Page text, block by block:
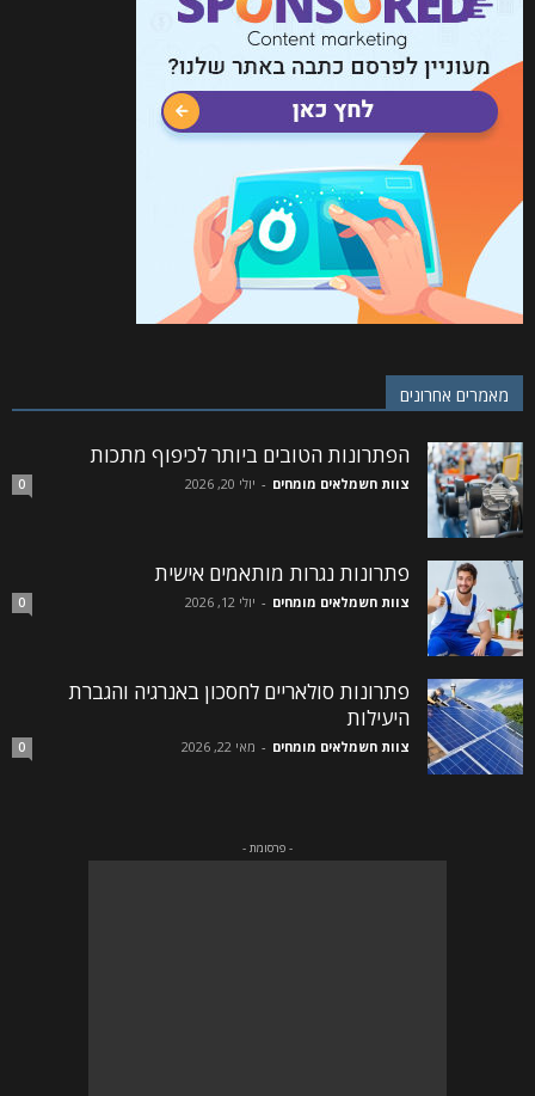
מאמרים אחרונים
הפתרונות הטובים ביותר לכיפוף מתכות
צוות חשמלאים מומחים - יולי 20, 2026 0
פתרונות נגרות מותאמים אישית
צוות חשמלאים מומחים - יולי 12, 2026 0
פתרונות סולאריים לחסכון באנרגיה והגברת
היעילות
צוות חשמלאים מומחים - מאי 22, 2026 0
- פרסומת -